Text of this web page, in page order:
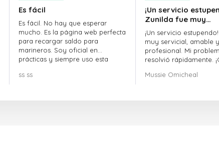
Es fácil
Es fácil. No hay que esperar
mucho. Es la página web perfecta
para recargar saldo para
marineros. Soy oficial en
prácticas y siempre uso esta
ss ss
¡Un servicio
Zunilda fue muy…
¡Un servicio
muy servicial, amable y
profesional. Mi
resolvió rápidamente.
Mussie Omicheal